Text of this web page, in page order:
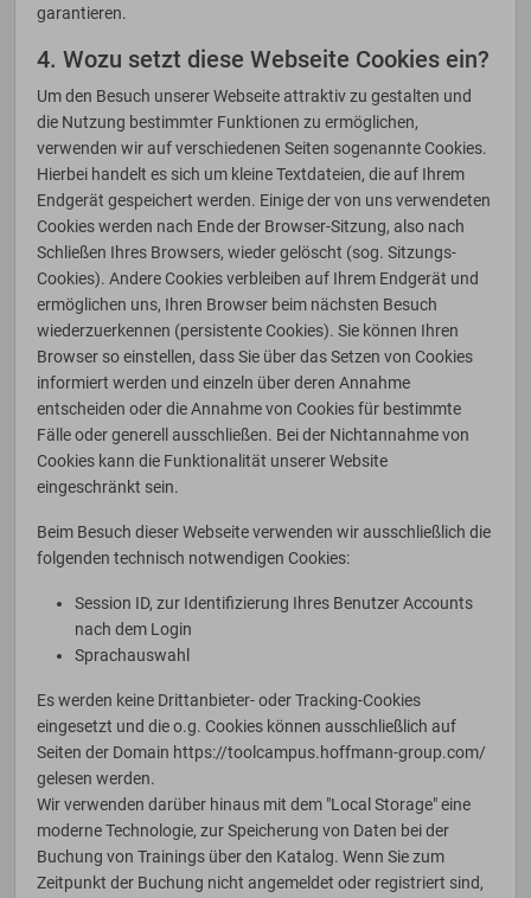
garantieren.
4. Wozu setzt diese Webseite Cookies ein?
Um den Besuch unserer Webseite attraktiv zu gestalten und
die Nutzung bestimmter Funktionen zu ermöglichen,
verwenden wir auf verschiedenen Seiten sogenannte Cookies.
Hierbei handelt es sich um kleine Textdateien, die auf Ihrem
Endgerät gespeichert werden. Einige der von uns verwendeten
Cookies werden nach Ende der Browser-Sitzung, also nach
Schließen Ihres Browsers, wieder gelöscht (sog. Sitzungs-
Cookies). Andere Cookies verbleiben auf Ihrem Endgerät und
ermöglichen uns, Ihren Browser beim nächsten Besuch
wiederzuerkennen (persistente Cookies). Sie können Ihren
Browser so einstellen, dass Sie über das Setzen von Cookies
informiert werden und einzeln über deren Annahme
entscheiden oder die Annahme von Cookies für bestimmte
Fälle oder generell ausschließen. Bei der Nichtannahme von
Cookies kann die Funktionalität unserer Website
eingeschränkt sein.
Beim Besuch dieser Webseite verwenden wir ausschließlich die
folgenden technisch notwendigen Cookies:
Session ID, zur Identifizierung Ihres Benutzer Accounts
nach dem Login
Sprachauswahl
Es werden keine Drittanbieter- oder Tracking-Cookies
eingesetzt und die o.g. Cookies können ausschließlich auf
Seiten der Domain https://toolcampus.hoffmann-group.com/
gelesen werden.
Wir verwenden darüber hinaus mit dem "Local Storage" eine
moderne Technologie, zur Speicherung von Daten bei der
Buchung von Trainings über den Katalog. Wenn Sie zum
Zeitpunkt der Buchung nicht angemeldet oder registriert sind,